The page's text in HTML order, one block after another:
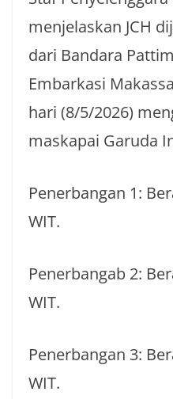
menjelaskan JCH
dari Bandara
Embarkasi
hari (8/5/2026)
maskapai Garuda
Penerbangan 1:
WIT.
Penerbangab 2:
WIT.
Penerbangan 3:
WIT.